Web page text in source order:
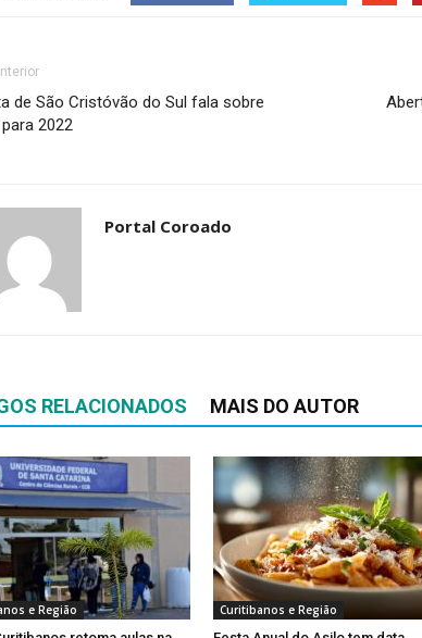
de São Cristóvão do Sul fala sobre
2022
Portal Coroado
RELACIONADOS MAIS DO AUTOR
e Região Curitibanos e Região